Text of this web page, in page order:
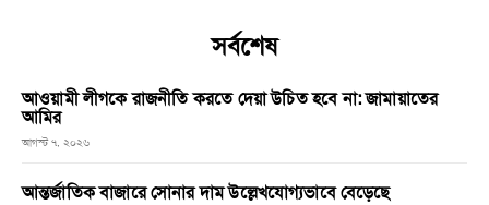
সর্বশেষ
আওয়ামী লীগকে রাজনীতি করতে দেয়া উচিত হবে না: জামায়াতের
আমির
আগস্ট ৭, ২০২৬
আন্তর্জাতিক বাজারে সোনার দাম উল্লেখযোগ্যভাবে বেড়েছে